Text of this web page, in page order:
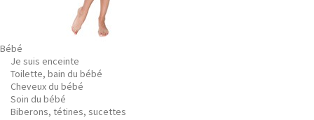
Bébé
Je suis enceinte
Toilette, bain du bébé
Cheveux du bébé
Soin du bébé
Biberons, tétines, sucettes